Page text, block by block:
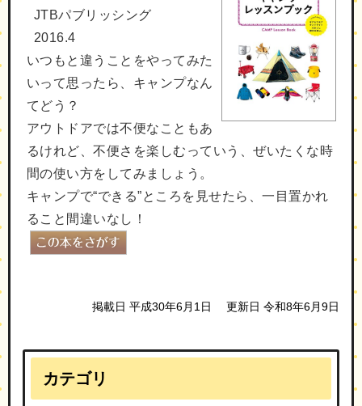
JTBパブリッシング
2016.4
いつもと違うことをやってみた
いって思ったら、キャンプなん
てどう？
アウトドアでは不便なこともあ
るけれど、不便さを楽しむっていう、ぜいたくな時
間の使い方をしてみましょう。
キャンプで“できる”ところを見せたら、一目置かれ
ること間違いなし！
掲載日 平成30年6月1日 更新日 令和8年6月9日
カテゴリ